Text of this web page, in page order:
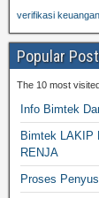
verifikasi keuangan
Popular
The 10 most
Info Bimtek
Bimtek LAKIP
RENJA
Proses